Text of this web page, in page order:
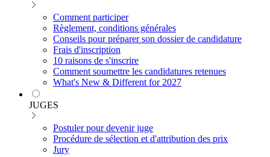
Comment participer
Règlement, conditions générales
Conseils pour préparer son dossier de candidature
Frais d'inscription
10 raisons de s'inscrire
Comment soumettre les candidatures retenues
What's New & Different for 2027
JUGES
Postuler pour devenir juge
Procédure de sélection et d'attribution des prix
Jury